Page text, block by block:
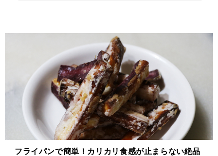
フライパンで簡単！カリカリ食感が止まらない絶品